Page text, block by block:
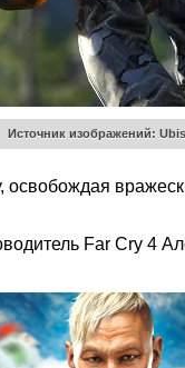
Источник изображений:
Far Cry 4